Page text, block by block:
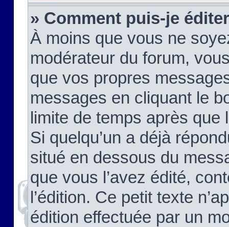
» Comment puis-je
À moins que vous ne
modérateur du forum,
que vos propres
messages en cliquant le
limite de temps après que
Si quelqu’un a déjà
situé en dessous du
que vous l’avez édité,
l’édition. Ce petit texte
édition effectuée par un